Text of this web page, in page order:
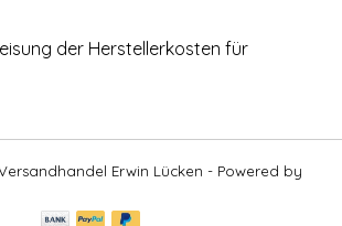
der Herstellerkosten für
Erwin Lücken - Powered by